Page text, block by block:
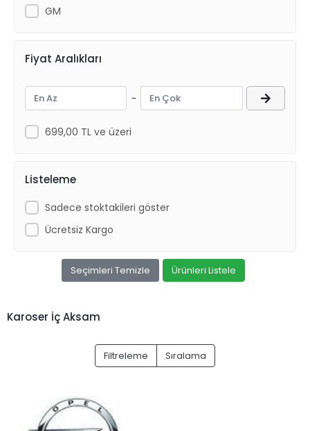
GM
Fiyat Aralıkları
-
699,00 TL ve üzeri
Listeleme
Sadece stoktakileri göster
Ücretsiz Kargo
Seçimleri Temizle Ürünleri Listele
Karoser İç Aksam
Filtreleme Sıralama